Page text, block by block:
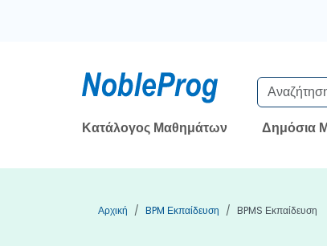
Κατάλογος Μαθημάτων Δημόσια
Αρχική BPM Εκπαίδευση BPMS Εκπαίδευση